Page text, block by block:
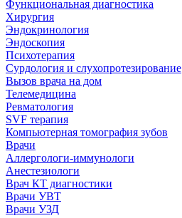
Функциональная диагностика
Хирургия
Эндокринология
Эндоскопия
Психотерапия
Сурдология и слухопротезирование
Вызов врача на дом
Телемедицина
Ревматология
SVF терапия
Компьютерная томография зубов
Врачи
Аллергологи-иммунологи
Анестезиологи
Врач КТ диагностики
Врачи УВТ
Врачи УЗД